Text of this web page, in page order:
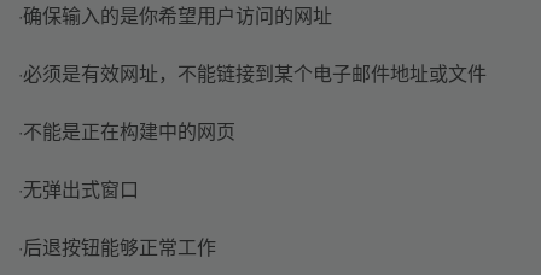
·确保输入的是你希望用户访问的网址
·必须是有效网址，不能链接到某个电子邮件地址或文件
·不能是正在构建中的网页
·无弹出式窗口
·后退按钮能够正常工作